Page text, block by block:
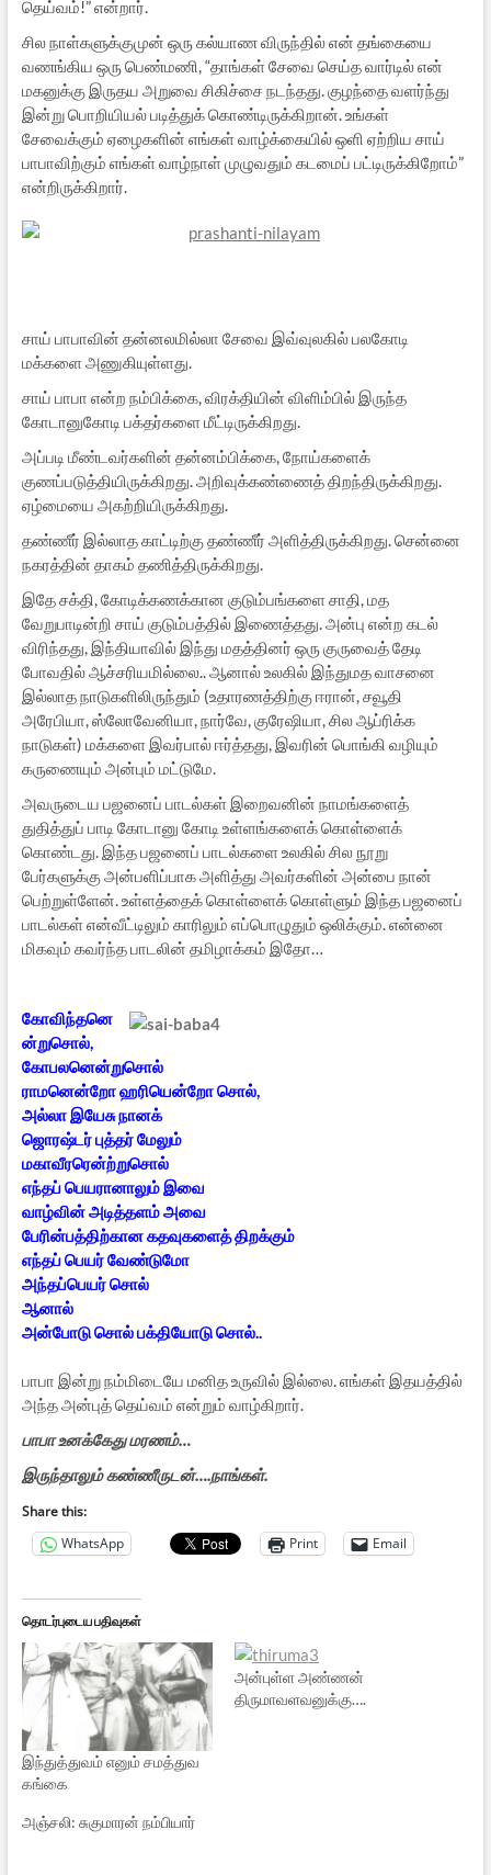
தெய்வம்!” என்றார்.
சில நாள்களுக்குமுன் ஒரு கல்யாண விருந்தில் என் தங்கையை
வணங்கிய ஒரு பெண்மணி, “தாங்கள் சேவை செய்த வார்டில் என்
மகனுக்கு இருதய அறுவை சிகிச்சை நடந்தது. குழந்தை வளர்ந்து
இன்று பொறியியல் படித்துக் கொண்டிருக்கிறான். உங்கள்
சேவைக்கும் ஏழைகளின் எங்கள் வாழ்க்கையில் ஒளி ஏற்றிய சாய்
பாபாவிற்கும் எங்கள் வாழ்நாள் முழுவதும் கடமைப் பட்டிருக்கிறோம்”
என்றிருக்கிறார்.
சாய் பாபாவின் தன்னலமில்லா சேவை இவ்வுலகில் பலகோடி
மக்களை அணுகியுள்ளது.
சாய் பாபா என்ற நம்பிக்கை, விரக்தியின் விளிம்பில் இருந்த
கோடானுகோடி பக்தர்களை மீட்டிருக்கிறது.
அப்படி மீண்டவர்களின் தன்னம்பிக்கை, நோய்களைக்
குணப்படுத்தியிருக்கிறது. அறிவுக்கண்ணைத் திறந்திருக்கிறது.
ஏழ்மையை அகற்றியிருக்கிறது.
தண்ணீர் இல்லாத காட்டிற்கு தண்ணீர் அளித்திருக்கிறது. சென்னை
நகரத்தின் தாகம் தணித்திருக்கிறது.
இதே சக்தி, கோடிக்கணக்கான குடும்பங்களை சாதி, மத
வேறுபாடின்றி சாய் குடும்பத்தில் இணைத்தது. அன்பு என்ற கடல்
விரிந்தது, இந்தியாவில் இந்து மதத்தினர் ஒரு குருவைத் தேடி
போவதில் ஆச்சரியமில்லை.. ஆனால் உலகில் இந்துமத வாசனை
இல்லாத நாடுகளிலிருந்தும் (உதாரணத்திற்கு ஈரான், சவூதி
அரேபியா, ஸ்லோவேனியா, நார்வே, குரேஷியா, சில ஆப்ரிக்க
நாடுகள்) மக்களை இவர்பால் ஈர்த்தது, இவரின் பொங்கி வழியும்
கருணையும் அன்பும் மட்டுமே.
அவருடைய பஜனைப் பாடல்கள் இறைவனின் நாமங்களைத்
துதித்துப் பாடி கோடானு கோடி உள்ளங்களைக் கொள்ளைக்
கொண்டது. இந்த பஜனைப் பாடல்களை உலகில் சில நூறு
பேர்களுக்கு அன்பளிப்பாக அளித்து அவர்களின் அன்பை நான்
பெற்றுள்ளேன். உள்ளத்தைக் கொள்ளைக் கொள்ளும் இந்த பஜனைப்
பாடல்கள் என்வீட்டிலும் காரிலும் எப்பொழுதும் ஒலிக்கும். என்னை
மிகவும் கவர்ந்த பாடலின் தமிழாக்கம் இதோ…
கோவிந்தனெ
ன்றுசொல்,
கோபலனென்றுசொல்
ராமனென்றோ ஹரியென்றோ சொல்,
அல்லா இயேசு நானக்
ஜொரஷ்டர் புத்தர் மேலும்
மகாவீரரென்ற்றுசொல்
எந்தப் பெயரானாலும் இவை
வாழ்வின் அடித்தளம் அவை
பேரின்பத்திற்கான கதவுகளைத் திறக்கும்
எந்தப் பெயர் வேண்டுமோ
அந்தப்பெயர் சொல்
ஆனால்
அன்போடு சொல் பக்தியோடு சொல்..
பாபா இன்று நம்மிடையே மனித உருவில் இல்லை. எங்கள் இதயத்தில்
அந்த அன்புத் தெய்வம் என்றும் வாழ்கிறார்.
பாபா உனக்கேது மரணம்…
இருந்தாலும் கண்ணீருடன்….நாங்கள்.
Share this:
WhatsApp
Print Email
தொடர்புடைய பதிவுகள்
இந்துத்துவம் எனும் சமத்துவ
கங்கை
அன்புள்ள அண்ணன்
திருமாவளவனுக்கு….
அஞ்சலி: சுகுமாரன் நம்பியார்